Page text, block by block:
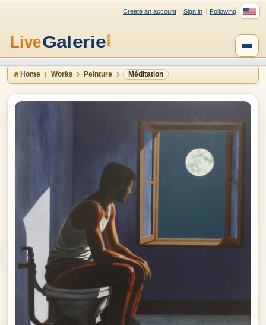
Create an account Sign in Following
Home Works Peinture Méditation